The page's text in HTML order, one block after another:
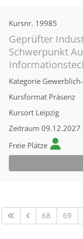
Kursnr. 19985
Geprüfter
Schwerpunkt
Kategorie
Kursformat Präsenz
Kursort Leipzig
Zeitraum
Freie Plätze
68 69